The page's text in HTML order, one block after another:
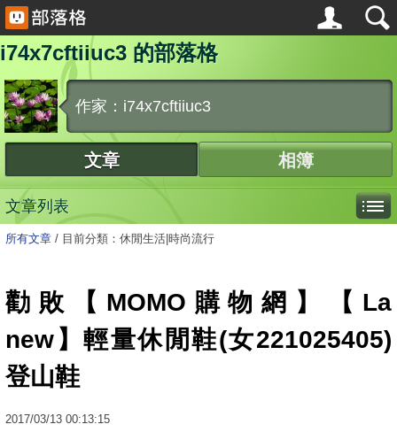
i74x7cftiiuc3 的部落格
作家：i74x7cftiiuc3
文章 相簿
文章列表
所有文章 / 目前分類：休閒生活|時尚流行
勸敗【MOMO購物網】【La
new】輕量休閒鞋(女221025405)
登山鞋
2017/03/13 00:13:15